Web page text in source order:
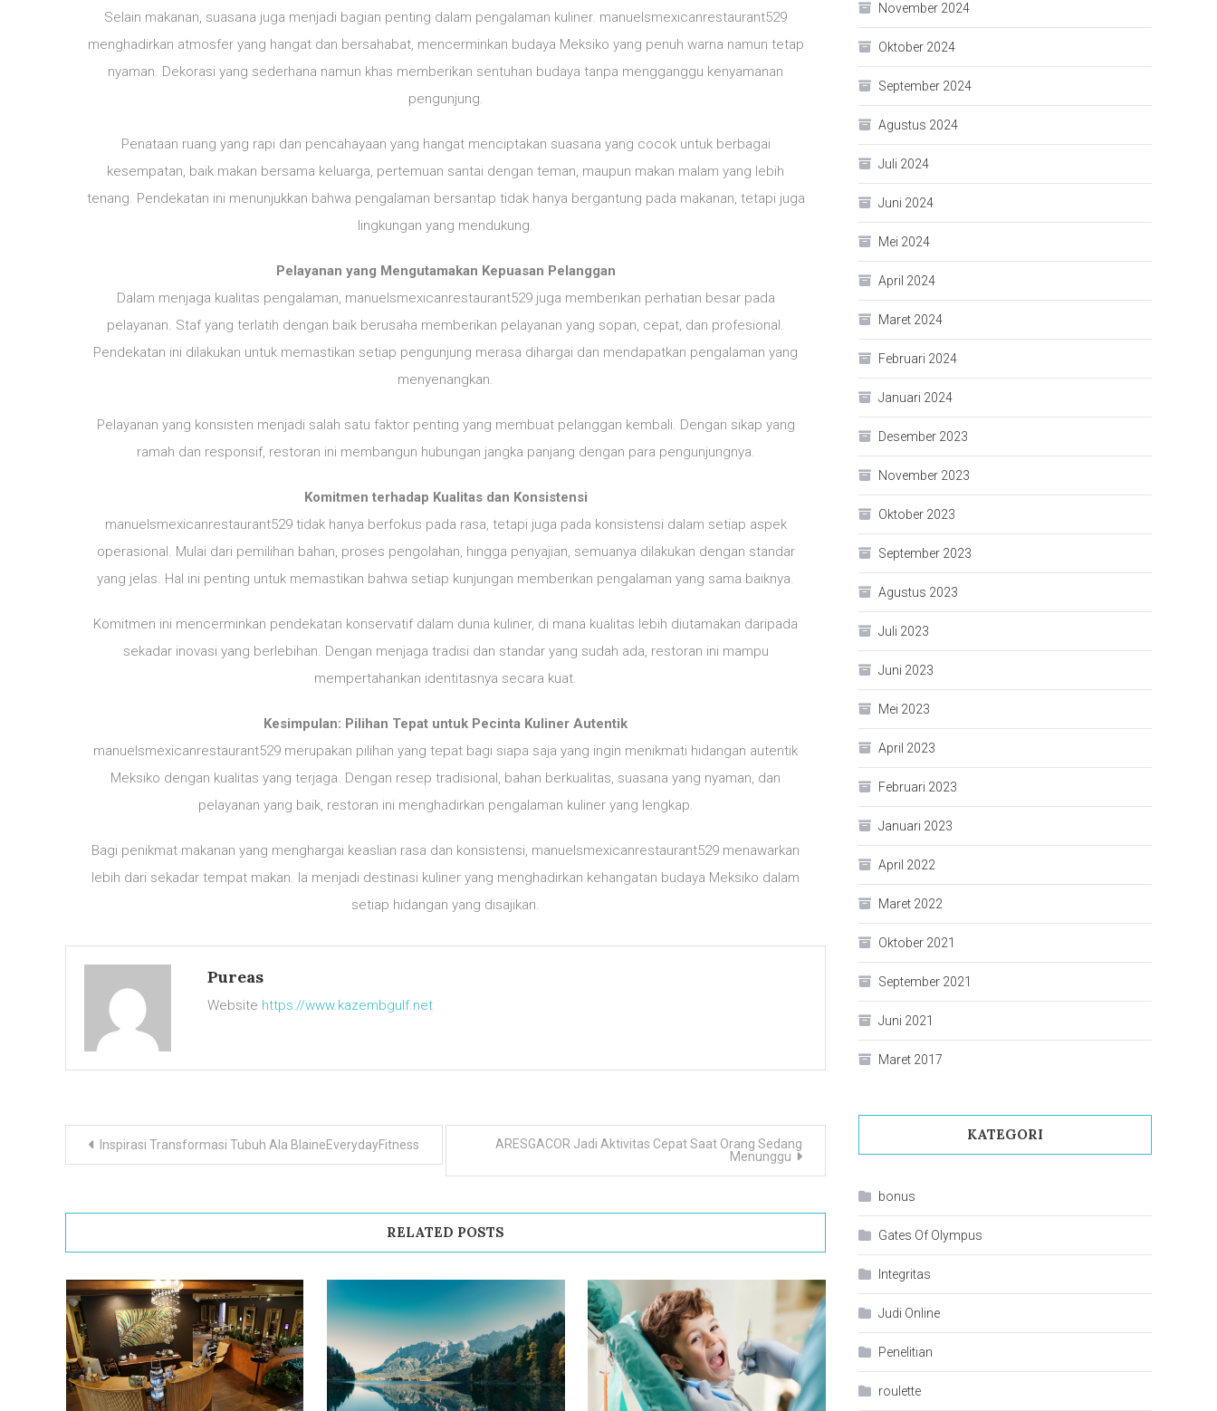
Selain makanan, suasana juga menjadi bagian penting dalam pengalaman kuliner. manuelsmexicanrestaurant529
menghadirkan atmosfer yang hangat dan bersahabat, mencerminkan budaya Meksiko yang penuh warna namun tetap
nyaman. Dekorasi yang sederhana namun khas memberikan sentuhan budaya tanpa mengganggu kenyamanan
pengunjung.
Penataan ruang yang rapi dan pencahayaan yang hangat menciptakan suasana yang cocok untuk berbagai
kesempatan, baik makan bersama keluarga, pertemuan santai dengan teman, maupun makan malam yang lebih
tenang. Pendekatan ini menunjukkan bahwa pengalaman bersantap tidak hanya bergantung pada makanan, tetapi juga
lingkungan yang mendukung.
Pelayanan yang Mengutamakan Kepuasan Pelanggan
Dalam menjaga kualitas pengalaman, manuelsmexicanrestaurant529 juga memberikan perhatian besar pada
pelayanan. Staf yang terlatih dengan baik berusaha memberikan pelayanan yang sopan, cepat, dan profesional.
Pendekatan ini dilakukan untuk memastikan setiap pengunjung merasa dihargai dan mendapatkan pengalaman yang
menyenangkan.
Pelayanan yang konsisten menjadi salah satu faktor penting yang membuat pelanggan kembali. Dengan sikap yang
ramah dan responsif, restoran ini membangun hubungan jangka panjang dengan para pengunjungnya.
Komitmen terhadap Kualitas dan Konsistensi
manuelsmexicanrestaurant529 tidak hanya berfokus pada rasa, tetapi juga pada konsistensi dalam setiap aspek
operasional. Mulai dari pemilihan bahan, proses pengolahan, hingga penyajian, semuanya dilakukan dengan standar
yang jelas. Hal ini penting untuk memastikan bahwa setiap kunjungan memberikan pengalaman yang sama baiknya.
Komitmen ini mencerminkan pendekatan konservatif dalam dunia kuliner, di mana kualitas lebih diutamakan daripada
sekadar inovasi yang berlebihan. Dengan menjaga tradisi dan standar yang sudah ada, restoran ini mampu
mempertahankan identitasnya secara kuat.
Kesimpulan: Pilihan Tepat untuk Pecinta Kuliner Autentik
manuelsmexicanrestaurant529 merupakan pilihan yang tepat bagi siapa saja yang ingin menikmati hidangan autentik
Meksiko dengan kualitas yang terjaga. Dengan resep tradisional, bahan berkualitas, suasana yang nyaman, dan
pelayanan yang baik, restoran ini menghadirkan pengalaman kuliner yang lengkap.
Bagi penikmat makanan yang menghargai keaslian rasa dan konsistensi, manuelsmexicanrestaurant529 menawarkan
lebih dari sekadar tempat makan. Ia menjadi destinasi kuliner yang menghadirkan kehangatan budaya Meksiko dalam
setiap hidangan yang disajikan.
Pureas
Website https://www.kazembgulf.net
Navigasi
Inspirasi Transformasi Tubuh Ala BlaineEverydayFitness
ARESGACOR Jadi Aktivitas Cepat Saat Orang Sedang
Menunggu
RELATED POSTS
November 2024
Oktober 2024
September 2024
Agustus 2024
Juli 2024
Juni 2024
Mei 2024
April 2024
Maret 2024
Februari 2024
Januari 2024
Desember 2023
November 2023
Oktober 2023
September 2023
Agustus 2023
Juli 2023
Juni 2023
Mei 2023
April 2023
Februari 2023
Januari 2023
April 2022
Maret 2022
Oktober 2021
September 2021
Juni 2021
Maret 2017
KATEGORI
bonus
Gates Of Olympus
Integritas
Judi Online
Penelitian
roulette